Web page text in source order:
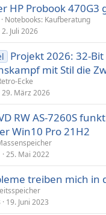
HP Probook 470G3
Notebooks: Kaufberatung
2. Juli 2026
Projekt 2026: 32-Bit
mit Stil die
Ecke
29. März 2026
RW AS-7260S
Win10 Pro 21H2
25. Mai 2022
treiben mich in
19. Juni 2023